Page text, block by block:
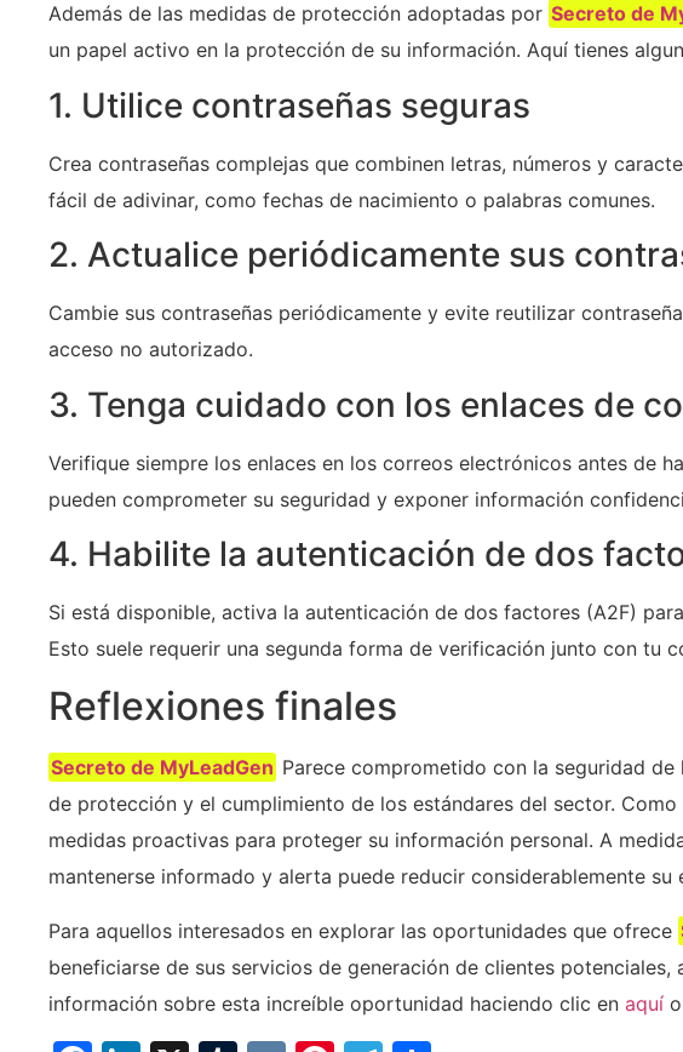
Además de las medidas de protección adoptadas por Secreto de
un papel activo en la protección de su información. Aquí tienes
1. Utilice contraseñas seguras
Crea contraseñas complejas que combinen letras, números y
fácil de adivinar, como fechas de nacimiento o palabras comunes.
2. Actualice periódicamente sus
Cambie sus contraseñas periódicamente y evite reutilizar
acceso no autorizado.
3. Tenga cuidado con los enlaces de
Verifique siempre los enlaces en los correos electrónicos antes de
pueden comprometer su seguridad y exponer información
4. Habilite la autenticación de dos
Si está disponible, activa la autenticación de dos factores (A2F)
Esto suele requerir una segunda forma de verificación junto con tu
Reflexiones finales
Secreto de MyLeadGen Parece comprometido con la seguridad
de protección y el cumplimiento de los estándares del sector.
medidas proactivas para proteger su información personal. A
mantenerse informado y alerta puede reducir considerablemente su
Para aquellos interesados ​​en explorar las oportunidades que ofrece
beneficiarse de sus servicios de generación de clientes potenciales,
información sobre esta increíble oportunidad haciendo clic en aquí ⁣o